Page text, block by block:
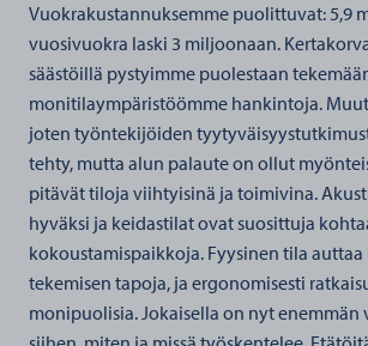
Vuokrakustannuksemme puolittuvat: 5,9
vuosivuokra laski 3 miljoonaan.
säästöillä pystyimme puolestaan
monitilaympäristöömme hankintoja.
joten työntekijöiden
tehty, mutta alun palaute on ollut
pitävät tiloja viihtyisinä ja toimivina.
hyväksi ja keidastilat ovat suosittuja
kokoustamispaikkoja. Fyysinen tila
tekemisen tapoja, ja ergonomisesti
monipuolisia. Jokaisella on nyt enemmän